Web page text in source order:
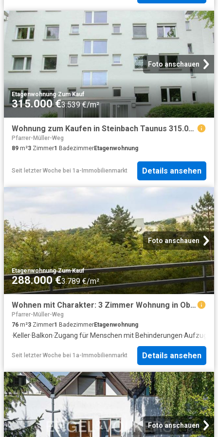
Foto anschauen
Etagenwohnung·Zum Kauf
315.000 €3.539 €/m²
Wohnung zum Kaufen in Steinbach Taunus 315.000,00 EUR 89.33 m²
Pfarrer-Müller-Weg
89 m²3 Zimmer1 BadezimmerEtagenwohnung
Seit letzter Woche bei 1a-Immobilienmarkt Details ansehen
Foto anschauen
Etagenwohnung·Zum Kauf
288.000 €3.789 €/m²
Wohnen mit Charakter: 3 Zimmer Wohnung in Oberursel
Pfarrer-Müller-Weg
76 m²3 Zimmer1 BadezimmerEtagenwohnung
·Keller·Balkon·Zugang für Menschen mit Behinderungen·Aufzug
Seit letzter Woche bei 1a-Immobilienmarkt Details ansehen
Foto anschauen